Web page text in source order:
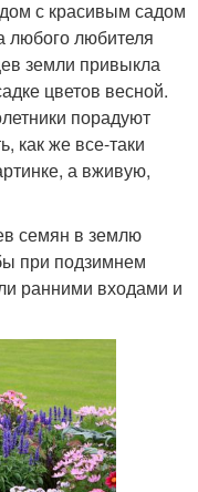
с красивым садом
любого любителя
земли привыкла
цветов весной.
порадуют
как же все-таки
а вживую,
семян в землю
при подзимнем
ранними входами и